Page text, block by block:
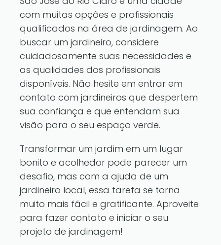
com muitas opções e profissionais
qualificados na área de jardinagem. Ao
buscar um jardineiro, considere
cuidadosamente suas necessidades e
as qualidades dos profissionais
disponíveis. Não hesite em entrar em
contato com jardineiros que despertem
sua confiança e que entendam sua
visão para o seu espaço verde.
Transformar um jardim em um lugar
bonito e acolhedor pode parecer um
desafio, mas com a ajuda de um
jardineiro local, essa tarefa se torna
muito mais fácil e gratificante. Aproveite
para fazer contato e iniciar o seu
projeto de jardinagem!